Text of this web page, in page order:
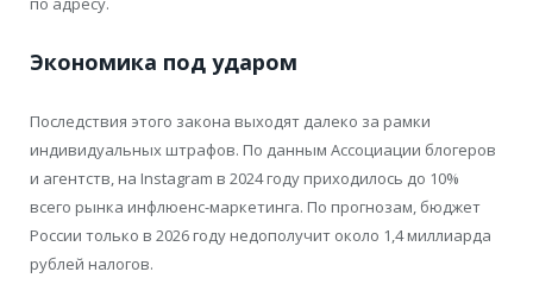
Экономика под ударом
Последствия этого закона выходят далеко за рамки
индивидуальных штрафов. По данным Ассоциации блогеров
и агентств, на Instagram в 2024 году приходилось до 10%
всего рынка инфлюенс-маркетинга. По прогнозам, бюджет
России только в 2026 году недополучит около 1,4 миллиарда
рублей налогов.